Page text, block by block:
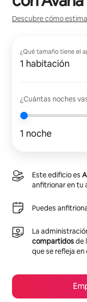
Descubre cómo
¿Qué tamaño tiene el
1 habitación
¿Cuántas noches
1 noche
Este edificio es
anfitrionar en tu
Puedes
La
compartidosde
que se refleja